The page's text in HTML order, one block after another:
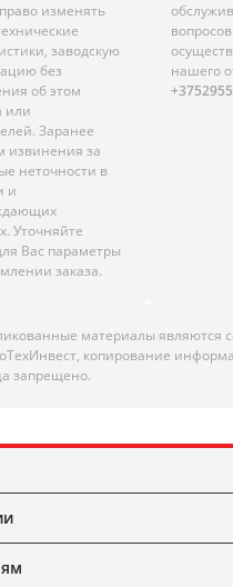
изменять
заводскую
без
об этом
или
Заранее
извинения за
неточности в
и
Уточняйте
Вас параметры
заказа.
нашего
материалы являются
копирование
запрещено.